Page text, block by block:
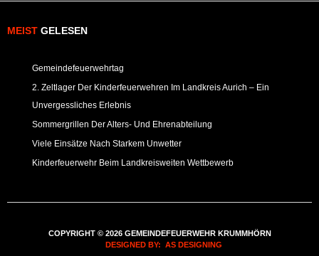
MEIST GELESEN
Gemeindefeuerwehrtag
2. Zeltlager Der Kinderfeuerwehren Im Landkreis Aurich – Ein
Unvergessliches Erlebnis
Sommergrillen Der Alters- Und Ehrenabteilung
Viele Einsätze Nach Starkem Unwetter
Kinderfeuerwehr Beim Landkreisweiten Wettbewerb
COPYRIGHT © 2026 GEMEINDEFEUERWEHR KRUMMHÖRN
DESIGNED BY: AS DESIGNING